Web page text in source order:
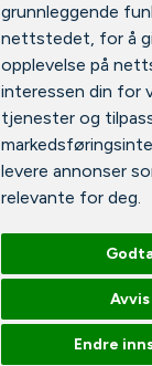
grunnleggende
nettstedet, for å
opplevelse på
interessen din for
tjenester og
levere annonser
relevante for deg.
Endre